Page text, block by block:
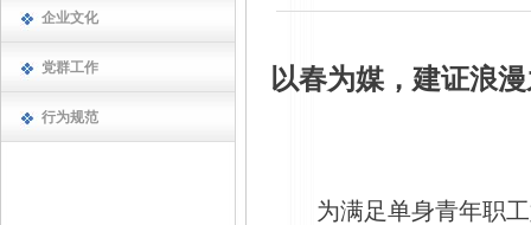
企业文化
党群工作
行为规范
以春为媒，建证浪
为满足单身青年职